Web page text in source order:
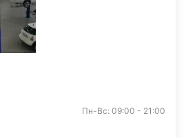
Пн-Вс: 09:00 - 21:00